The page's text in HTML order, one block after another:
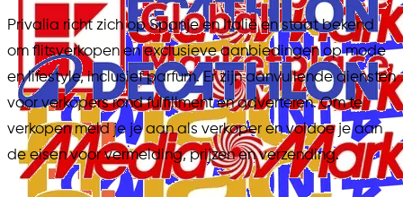
Privalia richt zich op Spanje en Italië en staat bekend
om flitsverkopen en exclusieve aanbiedingen op mode
en lifestyle, inclusief parfum. Er zijn aanvullende diensten
voor verkopers rond fulfillment en adverteren. Om te
verkopen meld je je aan als verkoper en voldoe je aan
de eisen voor vermelding, prijzen en verzending.